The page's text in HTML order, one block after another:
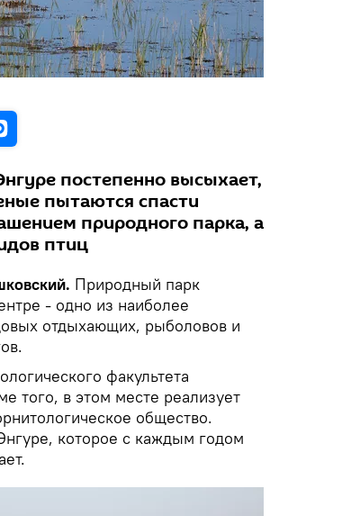
постепенно высыхает,
пытаются спасти
природного парка, а
птиц
Природный парк
- одно из наиболее
отдыхающих, рыболовов и
факультета
того, в этом месте реализует
общество.
которое с каждым годом